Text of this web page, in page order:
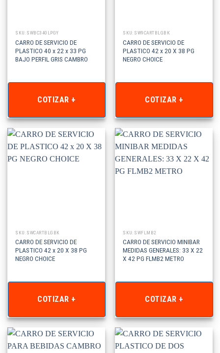
SKU: SWBC340LPGY
CARRO DE SERVICIO DE
PLASTICO 40 x 22 x 33 PG
BAJO PERFIL GRIS CAMBRO
COTIZAR +
SKU: SW9CARTBLGBK
CARRO DE SERVICIO DE
PLASTICO 42 x 20 X 38 PG
NEGRO CHOICE
COTIZAR +
SKU: SWCARTBLGBK
CARRO DE SERVICIO DE
PLASTICO 42 x 20 X 38 PG
NEGRO CHOICE
COTIZAR +
SKU: SWFLMB2
CARRO DE SERVICIO MINIBAR
MEDIDAS GENERALES: 33 X 22
X 42 PG FLMB2 METRO
COTIZAR +